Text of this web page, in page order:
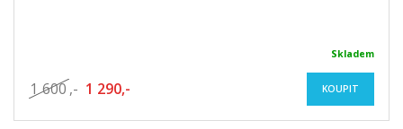
Skladem
1 600 ,- 1 290,- KOUPIT